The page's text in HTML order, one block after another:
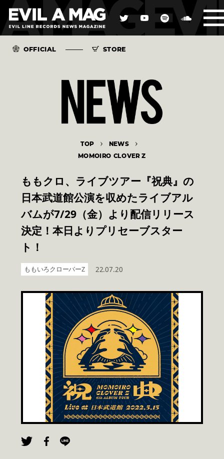
OFFICIAL STORE
TOP NEWS
MOMOIRO CLOVER Z
ももクロ、ライブツアー『祝典』の
日本武道館公演を収めたライブアル
バムが7/29（金）より配信リリース
決定！本日よりプリセーブスター
ト！
ももいろクローバーZ 22.07.20